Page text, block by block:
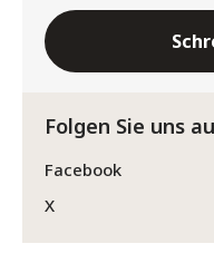
Folgen Sie uns
Facebook
X